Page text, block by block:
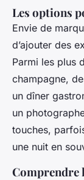
Les options
Envie de
d’ajouter des
Parmi les plus
champagne,
un dîner
un
touches,
une nuit en
Comprendre